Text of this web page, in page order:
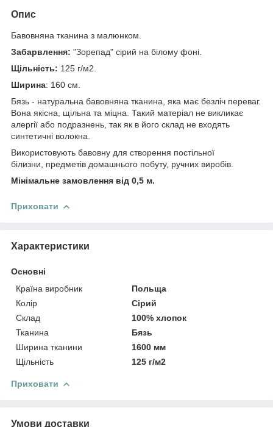
Опис
Бавовняна тканина з малюнком.
Забарвлення: "Зорепад" сірий на білому фоні.
Щільність: 125 г/м2.
Ширина: 160 см.
Бязь - натуральна бавовняна тканина, яка має безліч переваг.
Вона якісна, щільна та міцна. Такий матеріал не викликає
алергії або подразнень, так як в його склад не входять
синтетичні волокна.
Використовують бавовну для створення постільної
білизни, предметів домашнього побуту, ручних виробів.
Мінімальне замовлення від 0,5 м.
Приховати
Характеристики
Основні
Країна виробник
Польща
Колір
Сірий
Склад
100% хлопок
Тканина
Бязь
Ширина тканини
1600 мм
Щільність
125 г/м2
Приховати
Умови доставки